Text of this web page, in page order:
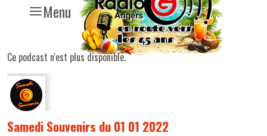
Menu
Ce podcast n'est plus disponible.
Samedi Souvenirs du 01 01 2022